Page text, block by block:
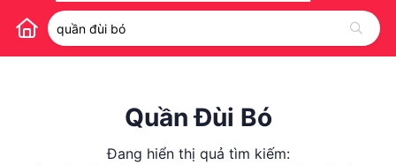
Quần Đùi Bó
Đang hiển thị quả tìm kiếm: